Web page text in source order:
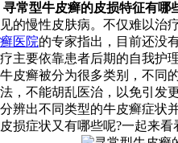
寻常型牛皮癣的皮损特征有哪
见的慢性皮肤病。不仅难以治
癣医院的专家指出，目前还没
疗主要依靠患者后期的自我护
牛皮癣被分为很多类别，不同
法，不能胡乱医治，以免引发
分辨出不同类型的牛皮癣症状
皮损症状又有哪些呢?一起来看